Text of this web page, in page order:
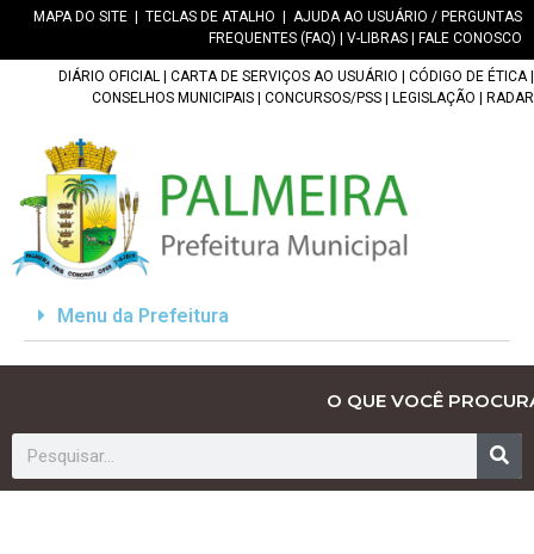
MAPA DO SITE TECLAS DE ATALHO
AJUDA AO USUÁRIO / PERGUNTAS
FREQUENTES (FAQ)
V-LIBRAS FALE CONOSCO
DIÁRIO OFICIAL CARTA DE SERVIÇOS AO USUÁRIO CÓDIGO DE ÉTICA|
CONSELHOS MUNICIPAIS
CONCURSOS/PSS LEGISLAÇÃO RADAR
Menu da Prefeitura
O QUE VOCÊ